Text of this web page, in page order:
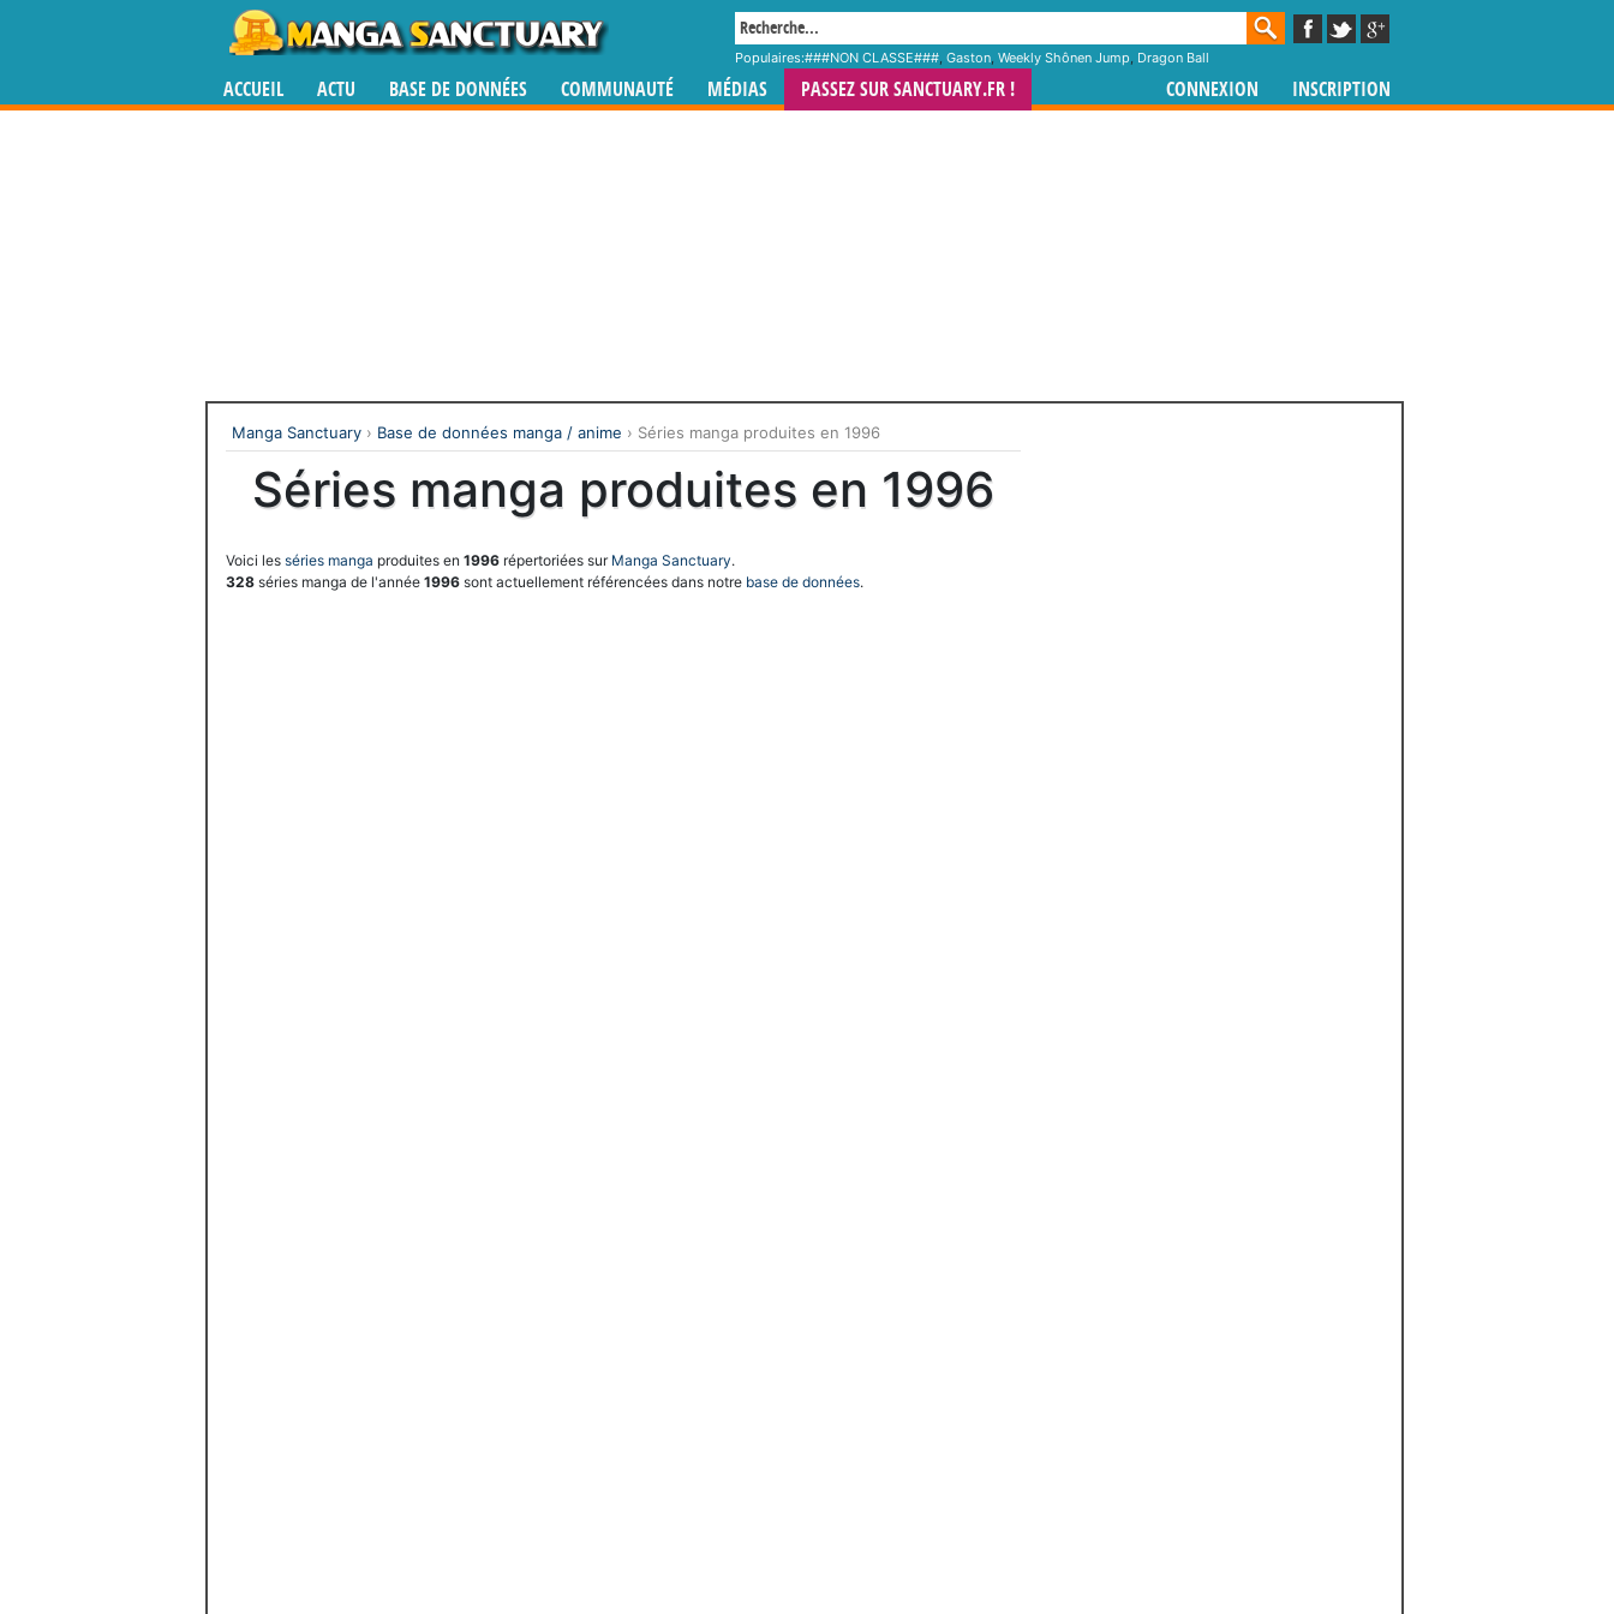
Populaires:###NON CLASSE###, Gaston, Weekly Shônen Jump, Dragon Ball
ACCUEIL ACTU BASE DE DONNÉES COMMUNAUTÉ MÉDIAS PASSEZ SUR SANCTUARY.FR ! CONNEXION INSCRIPTION
Manga Sanctuary › Base de données manga / anime › Séries manga produites en 1996
Séries manga produites en 1996
Voici les séries manga produites en 1996 répertoriées sur Manga Sanctuary.
328 séries manga de l'année 1996 sont actuellement référencées dans notre base de données.